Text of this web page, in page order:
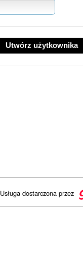
Usługa dostarczona przez